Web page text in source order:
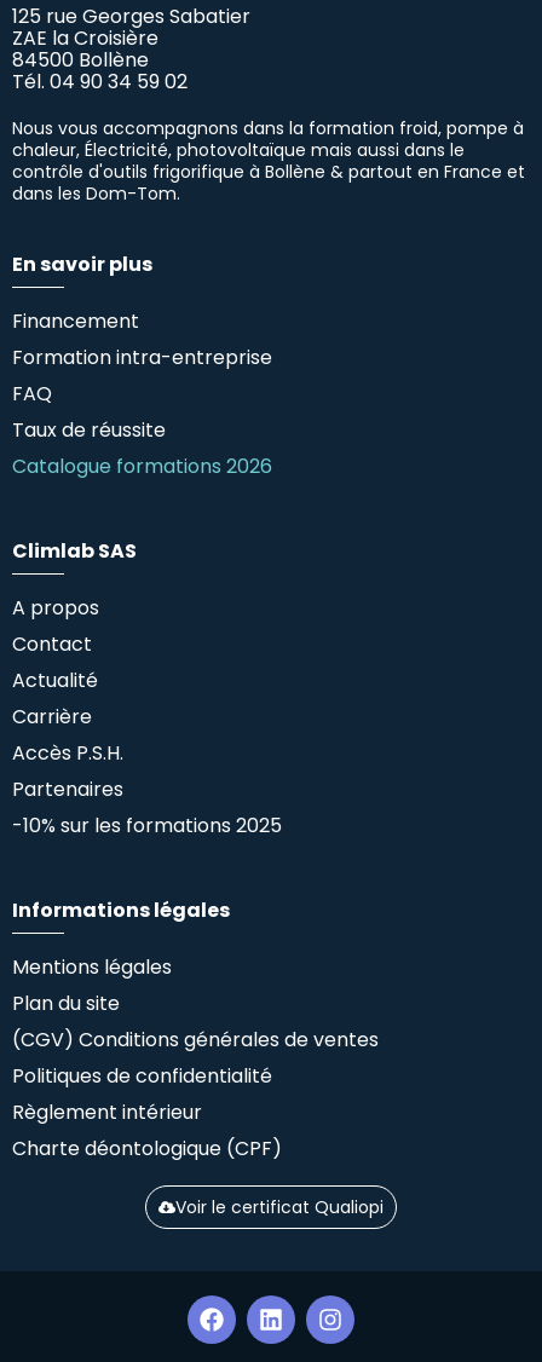
125 rue Georges Sabatier
ZAE la Croisière
84500 Bollène
Tél. 04 90 34 59 02
Nous vous accompagnons dans la formation froid, pompe à
chaleur, Électricité, photovoltaïque mais aussi dans le
contrôle d'outils frigorifique à Bollène & partout en France et
dans les Dom-Tom.
En savoir plus
Financement
Formation intra-entreprise
FAQ
Taux de réussite
Catalogue formations 2026
Climlab SAS
A propos
Contact
Actualité
Carrière
Accès P.S.H.
Partenaires
-10% sur les formations 2025
Informations légales
Mentions légales
Plan du site
(CGV) Conditions générales de ventes
Politiques de confidentialité
Règlement intérieur
Charte déontologique (CPF)
Voir le certificat Qualiopi